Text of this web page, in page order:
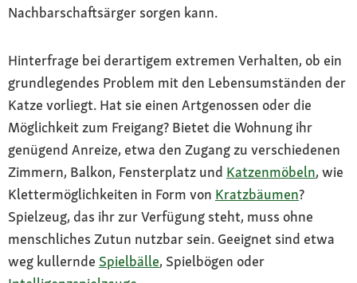
Nachbarschaftsärger sorgen kann.
Hinterfrage bei derartigem extremen Verhalten, ob ein
grundlegendes Problem mit den Lebensumständen der
Katze vorliegt. Hat sie einen Artgenossen oder die
Möglichkeit zum Freigang? Bietet die Wohnung ihr
genügend Anreize, etwa den Zugang zu verschiedenen
Zimmern, Balkon, Fensterplatz und Katzenmöbeln, wie
Klettermöglichkeiten in Form von Kratzbäumen?
Spielzeug, das ihr zur Verfügung steht, muss ohne
menschliches Zutun nutzbar sein. Geeignet sind etwa
weg kullernde Spielbälle, Spielbögen oder